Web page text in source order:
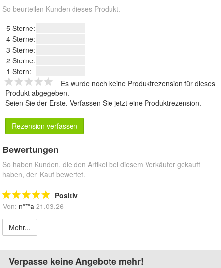
So beurteilen Kunden dieses Produkt.
5 Sterne:
4 Sterne:
3 Sterne:
2 Sterne:
1 Stern:
Es wurde noch keine Produktrezension für dieses
Produkt abgegeben.
Seien Sie der Erste. Verfassen Sie jetzt eine Produktrezension.
Rezension verfassen
Bewertungen
So haben Kunden, die den Artikel bei diesem Verkäufer gekauft
haben, den Kauf bewertet.
Positiv
Von: n***a 21.03.26
Mehr...
Verpasse keine Angebote mehr!